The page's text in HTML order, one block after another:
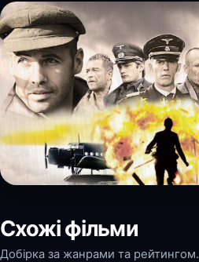
Схожі фільми
Добірка за жанрами та рейтингом.